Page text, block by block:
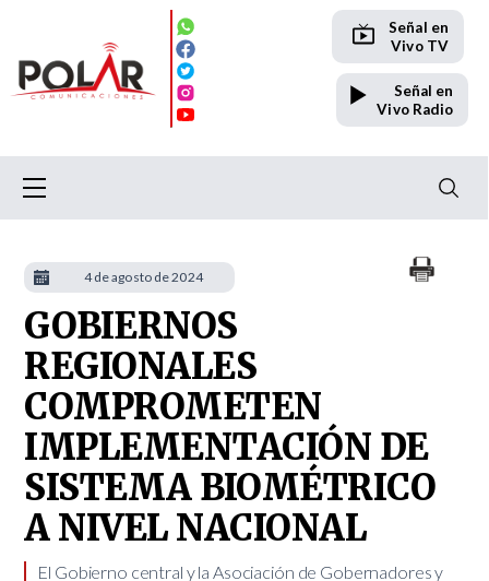
Señal en
Vivo TV
Señal en
Vivo Radio
GOBIERNOS
REGIONALES
COMPROMETEN
IMPLEMENTACIÓN DE
SISTEMA BIOMÉTRICO
A NIVEL NACIONAL
El Gobierno central y la Asociación de Gobernadores y
4 de agosto de 2024